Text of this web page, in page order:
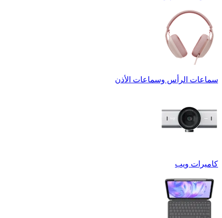
سماعات الرأس وسماعات الأذن
كاميرات ويب